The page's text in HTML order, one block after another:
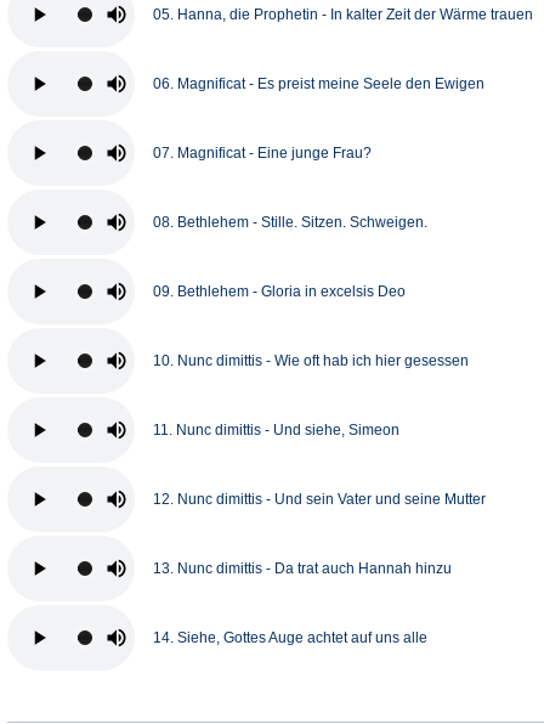
05. Hanna, die Prophetin - In kalter Zeit der Wärme trauen
06. Magnificat - Es preist meine Seele den Ewigen
07. Magnificat - Eine junge Frau?
08. Bethlehem - Stille. Sitzen. Schweigen.
09. Bethlehem - Gloria in excelsis Deo
10. Nunc dimittis - Wie oft hab ich hier gesessen
11. Nunc dimittis - Und siehe, Simeon
12. Nunc dimittis - Und sein Vater und seine Mutter
13. Nunc dimittis - Da trat auch Hannah hinzu
14. Siehe, Gottes Auge achtet auf uns alle